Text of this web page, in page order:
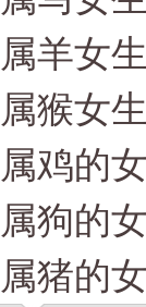
属羊女
属猴女
属鸡的
属狗的
属猪的